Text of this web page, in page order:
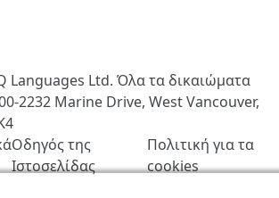
Languages Ltd. Όλα τα δικαιώματα
2232 Marine Drive, West Vancouver,
Οδηγός της
Ιστοσελίδας
Πολιτική για τα
cookies